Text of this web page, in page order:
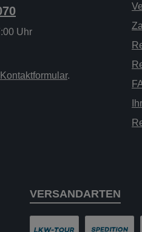
Uhr
Kontaktformular.
VERSANDARTEN